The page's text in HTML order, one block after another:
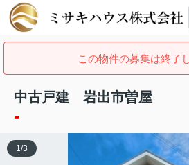
この物件の募集は終了
中古戸建 岩出市曽屋
-
1/3